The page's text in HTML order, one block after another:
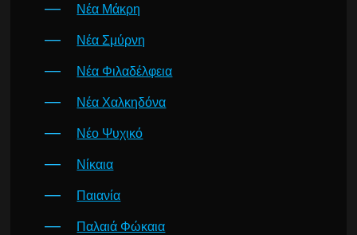
Νέα Μάκρη
Νέα Σμύρνη
Νέα Φιλαδέλφεια
Νέα Χαλκηδόνα
Νέο Ψυχικό
Νίκαια
Παιανία
Παλαιά Φώκαια